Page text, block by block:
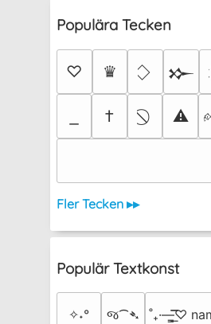
Populära Tecken
♡ ♛ 𒁍
† ⚠
Fler Tecken ▸▸
Populär Textkonst
✧˖° જ⁀➴ ˚₊·—̳͟͞͞♡